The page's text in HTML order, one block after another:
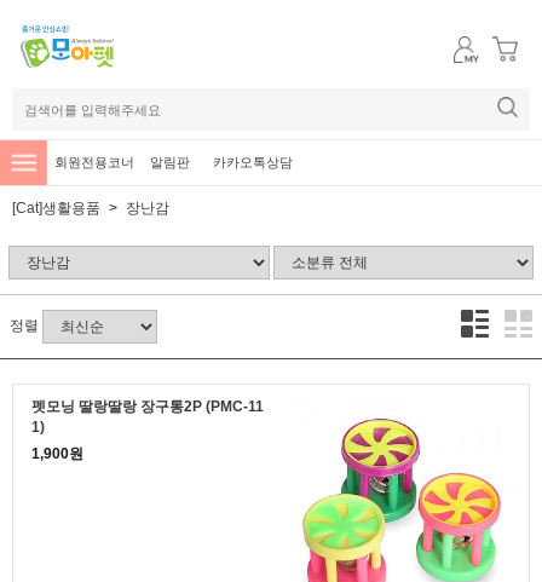
회원전용코너 알림판 카카오톡상담
[Cat]생활용품 장난감
정렬
펫모닝 딸랑딸랑 장구통2P (PMC-11
1)
1,900원